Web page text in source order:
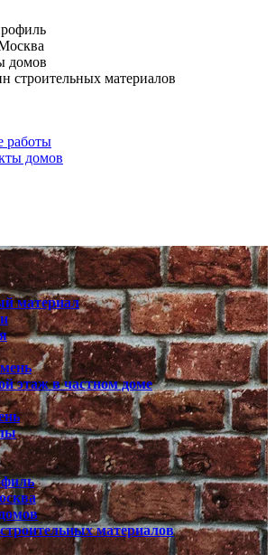
домов
строительных материалов
работы
домов
материал
этаж в частном доме
материалов